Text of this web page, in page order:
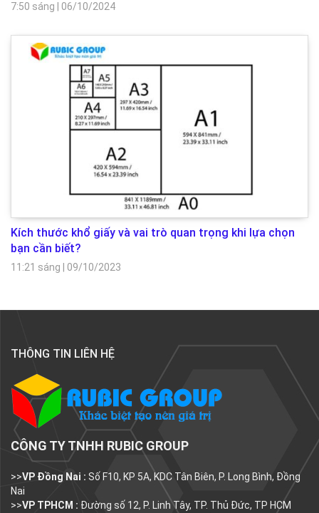
7:50 sáng 06/10/2024
Kích thước khổ giấy và vai trò quan trọng khi lựa chọn
bạn cần biết?
11:21 sáng 09/10/2023
THÔNG TIN LIÊN HỆ
CÔNG TY TNHH RUBIC GROUP
>>VP Đồng Nai : Số F10, KP 5A, KDC Tân Biên, P. Long Bình, Đồng
Nai
>>VP TPHCM : Đường số 12, P. Linh Tây, TP. Thủ Đức, TP HCM